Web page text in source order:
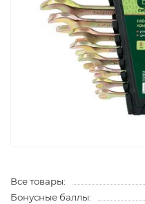
Все товары:
Бонусные баллы: